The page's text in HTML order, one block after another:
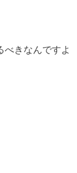
べきなんですよ